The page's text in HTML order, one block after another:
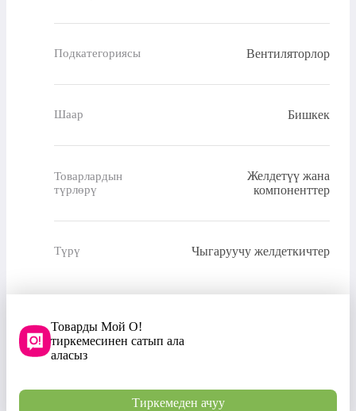
Подкатегориясы Вентиляторлор
Шаар Бишкек
Товарлардын
түрлөрү
Желдетүү жана
компоненттер
Түрү Чыгаруучу желдеткичтер
Товарды Мой О!
тиркемесинен сатып ала
аласыз
Тиркемеден ачуу